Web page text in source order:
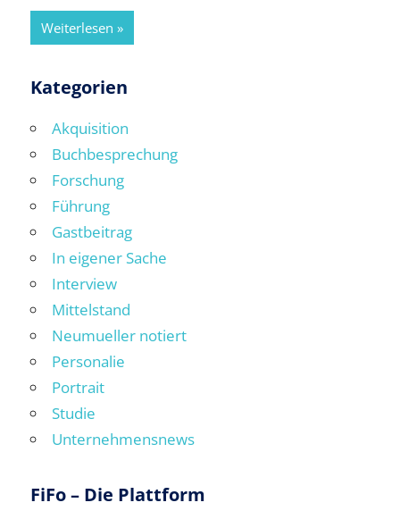
Weiterlesen
Kategorien
Akquisition
Buchbesprechung
Forschung
Führung
Gastbeitrag
In eigener Sache
Interview
Mittelstand
Neumueller notiert
Personalie
Portrait
Studie
Unternehmensnews
FiFo – Die Plattform